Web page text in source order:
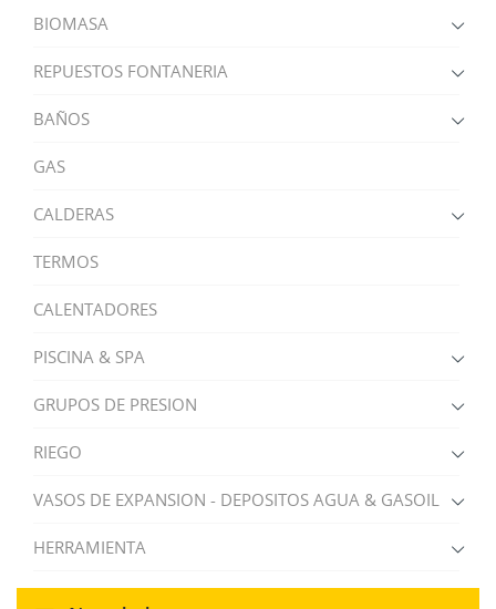
BIOMASA
REPUESTOS FONTANERIA
BAÑOS
GAS
CALDERAS
TERMOS
CALENTADORES
PISCINA & SPA
GRUPOS DE PRESION
RIEGO
VASOS DE EXPANSION - DEPOSITOS AGUA & GASOIL
HERRAMIENTA